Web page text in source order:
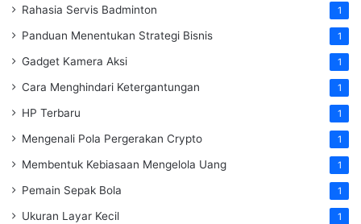
Rahasia Servis Badminton 1
Panduan Menentukan Strategi Bisnis 1
Gadget Kamera Aksi 1
Cara Menghindari Ketergantungan 1
HP Terbaru 1
Mengenali Pola Pergerakan Crypto 1
Membentuk Kebiasaan Mengelola Uang 1
Pemain Sepak Bola 1
Ukuran Layar Kecil 1